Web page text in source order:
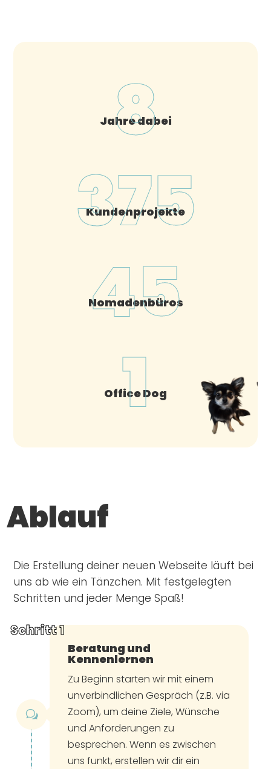
8
Jahre dabei
375
Kundenprojekte
45
Nomadenbüros
1
Office Dog
Ablauf
Die Erstellung deiner neuen Webseite läuft bei
uns ab wie ein Tänzchen. Mit festgelegten
Schritten und jeder Menge Spaß!
w
Beratung und
Kennenlernen
Zu Beginn starten wir mit einem
unverbindlichen Gespräch (z.B. via
Zoom), um deine Ziele, Wünsche
und Anforderungen zu
besprechen. Wenn es zwischen
uns funkt, erstellen wir dir ein